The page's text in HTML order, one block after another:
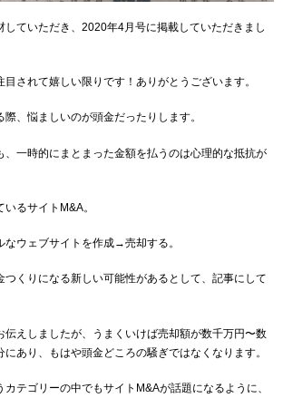
していただき、2020年4月号に掲載していただきまし
されて嬉しい限りです！ありがとうございます。
、悩ましいのが頭金だったりします。
、一時的にまとまった金額を払うのは心理的な抵抗が
るサイトM&A。
なウェブサイトを作成→売却する。
つくりになる新しい可能性があるとして、記事にして
伝えしましたが、うまくいけば売却額が数千万円〜数
あり、もはや頭金どころの騒ぎではなくなります。
テゴリーの中でもサイトM&Aが話題になるように、